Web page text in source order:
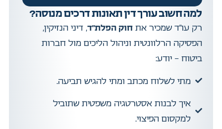
למה חשוב עורך דין תאונות דרכים מנוסה?
רק עו”ד שמכיר אתחוק הפלת”ד, דיני הנזיקין,
הפסיקה הרלוונטית וניהול הליכים מול חברות
ביטוח – יודע:
מתי לשלוח מכתב ומתי להגיש תביעה.
איך לבנות אסטרטגיה משפטית שתוביל
למקסום הפיצוי.